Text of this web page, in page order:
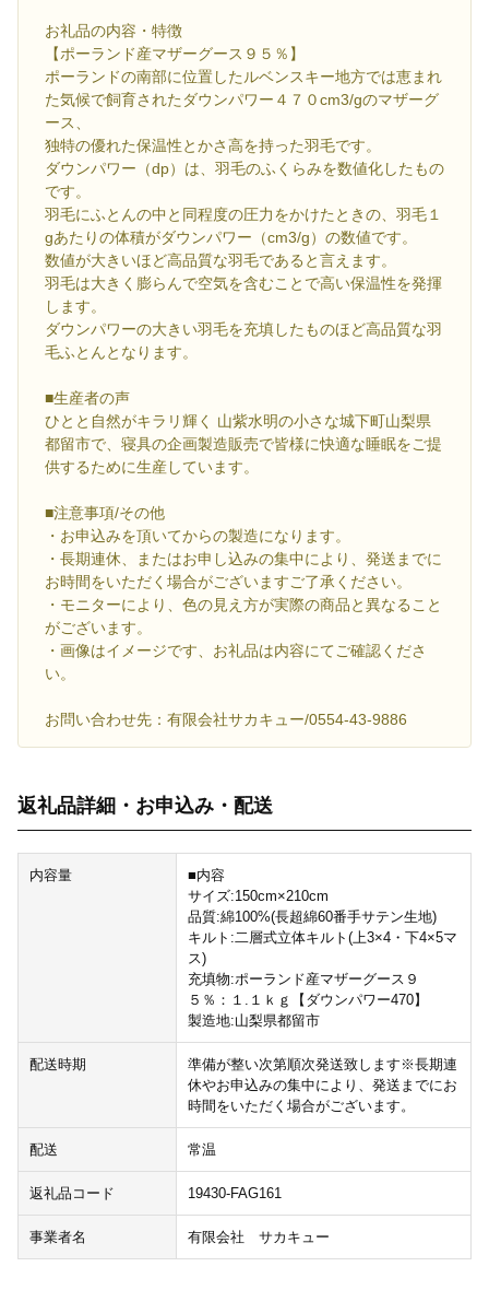
お礼品の内容・特徴
【ポーランド産マザーグース９５％】
ポーランドの南部に位置したルベンスキー地方では恵まれ
た気候で飼育されたダウンパワー４７０cm3/gのマザーグ
ース、
独特の優れた保温性とかさ高を持った羽毛です。
ダウンパワー（dp）は、羽毛のふくらみを数値化したもの
です。
羽毛にふとんの中と同程度の圧力をかけたときの、羽毛１
gあたりの体積がダウンパワー（cm3/g）の数値です。
数値が大きいほど高品質な羽毛であると言えます。
羽毛は大きく膨らんで空気を含むことで高い保温性を発揮
します。
ダウンパワーの大きい羽毛を充填したものほど高品質な羽
毛ふとんとなります。
■生産者の声
ひとと自然がキラリ輝く 山紫水明の小さな城下町山梨県
都留市で、寝具の企画製造販売で皆様に快適な睡眠をご提
供するために生産しています。
■注意事項/その他
・お申込みを頂いてからの製造になります。
・長期連休、またはお申し込みの集中により、発送までに
お時間をいただく場合がございますご了承ください。
・モニターにより、色の見え方が実際の商品と異なること
がございます。
・画像はイメージです、お礼品は内容にてご確認くださ
い。
お問い合わせ先：有限会社サカキュー/0554-43-9886
返礼品詳細・お申込み・配送
内容量
■内容
サイズ:150cm×210cm
品質:綿100%(長超綿60番手サテン生地)
キルト:二層式立体キルト(上3×4・下4×5マ
ス)
充填物:ポーランド産マザーグース９
５％：１.１ｋｇ【ダウンパワー470】
製造地:山梨県都留市
配送時期
準備が整い次第順次発送致します※長期連
休やお申込みの集中により、発送までにお
時間をいただく場合がございます。
配送 常温
返礼品コード 19430-FAG161
事業者名 有限会社 サカキュー